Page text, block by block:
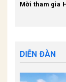
Mời tham gia
DIỄN ĐÀN